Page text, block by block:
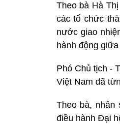
Theo bà Hà
các tổ chức
nước giao
hành động
Phó Chủ tịch -
Việt Nam đã
Theo bà,
điều hành Đại